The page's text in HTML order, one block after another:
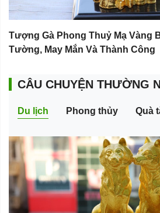
Tượng Gà Phong Thuỷ Mạ Vàng
Tường, May Mắn Và Thành Công
CÂU CHUYỆN THƯỜNG
Du lịch Phong thủy Quà